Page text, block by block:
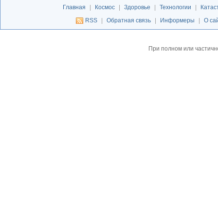
Главная | Космос | Здоровье | Технологии |
RSS
| Обратная связь | Информеры | О
При полном или